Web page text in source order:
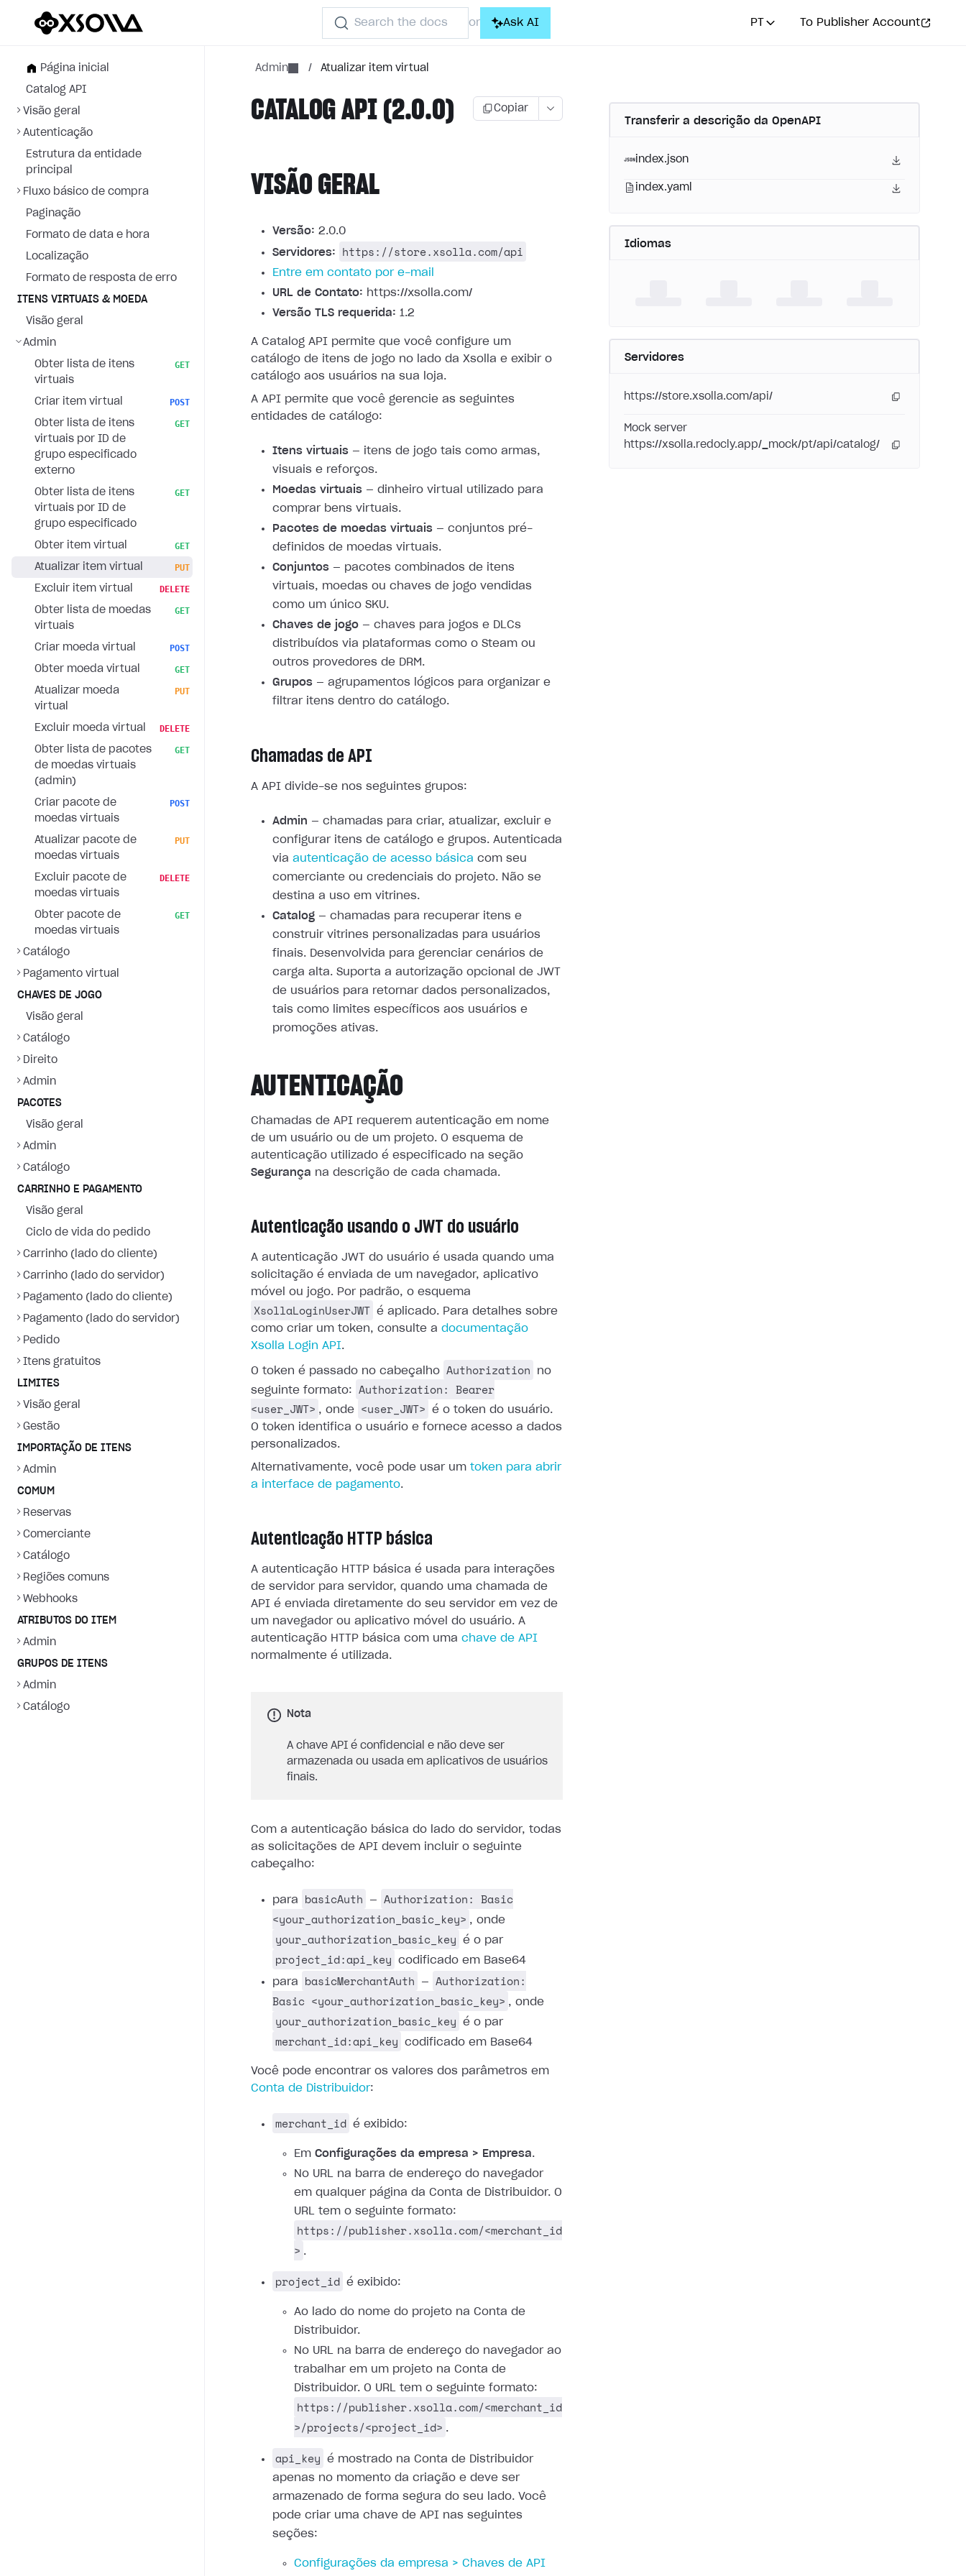
Search the docs or Ask AI PT To Publisher Account
Página inicial
Catalog API
Visão geral
Autenticação
Estrutura da entidade
principal
Fluxo básico de compra
Paginação
Formato de data e hora
Localização
Formato de resposta de erro
ITENS VIRTUAIS & MOEDA
Visão geral
Admin
Obter lista de itens
virtuais
GET
Criar item virtual POST
Obter lista de itens
virtuais por ID de
grupo especificado
externo
GET
Obter lista de itens
virtuais por ID de
grupo especificado
GET
Obter item virtual GET
Atualizar item virtual PUT
Excluir item virtual DELETE
Obter lista de moedas
virtuais
GET
Criar moeda virtual POST
Obter moeda virtual GET
Atualizar moeda
virtual
PUT
Excluir moeda virtual DELETE
Obter lista de pacotes
de moedas virtuais
(admin)
GET
Criar pacote de
moedas virtuais
POST
Atualizar pacote de
moedas virtuais
PUT
Excluir pacote de
moedas virtuais
DELETE
Obter pacote de
moedas virtuais
GET
Catálogo
Pagamento virtual
CHAVES DE JOGO
Visão geral
Catálogo
Direito
Admin
PACOTES
Visão geral
Admin
Catálogo
CARRINHO E PAGAMENTO
Visão geral
Ciclo de vida do pedido
Carrinho (lado do cliente)
Carrinho (lado do servidor)
Pagamento (lado do cliente)
Pagamento (lado do servidor)
Pedido
Itens gratuitos
LIMITES
Visão geral
Gestão
IMPORTAÇÃO DE ITENS
Admin
COMUM
Reservas
Comerciante
Catálogo
Regiões comuns
Webhooks
ATRIBUTOS DO ITEM
Admin
GRUPOS DE ITENS
Admin
Catálogo
Admin / Atualizar item virtual
CATALOG API (2.0.0) Copiar
VISÃO GERAL
Versão: 2.0.0
Servidores:
https://store.xsolla.com/api
Entre em contato por e-mail
URL de Contato: https://xsolla.com/
Versão TLS requerida: 1.2
A Catalog API permite que você configure um
catálogo de itens de jogo no lado da Xsolla e exibir o
catálogo aos usuários na sua loja.
A API permite que você gerencie as seguintes
entidades de catálogo:
Itens virtuais — itens de jogo tais como armas,
visuais e reforços.
Moedas virtuais — dinheiro virtual utilizado para
comprar bens virtuais.
Pacotes de moedas virtuais — conjuntos pré-
definidos de moedas virtuais.
Conjuntos — pacotes combinados de itens
virtuais, moedas ou chaves de jogo vendidas
como um único SKU.
Chaves de jogo — chaves para jogos e DLCs
distribuídos via plataformas como o Steam ou
outros provedores de DRM.
Grupos — agrupamentos lógicos para organizar e
filtrar itens dentro do catálogo.
Chamadas de API
A API divide-se nos seguintes grupos:
Admin — chamadas para criar, atualizar, excluir e
configurar itens de catálogo e grupos. Autenticada
via autenticação de acesso básica com seu
comerciante ou credenciais do projeto. Não se
destina a uso em vitrines.
Catalog — chamadas para recuperar itens e
construir vitrines personalizadas para usuários
finais. Desenvolvida para gerenciar cenários de
carga alta. Suporta a autorização opcional de JWT
de usuários para retornar dados personalizados,
tais como limites específicos aos usuários e
promoções ativas.
AUTENTICAÇÃO
Chamadas de API requerem autenticação em nome
de um usuário ou de um projeto. O esquema de
autenticação utilizado é especificado na seção
Segurança na descrição de cada chamada.
Autenticação usando o JWT do usuário
A autenticação JWT do usuário é usada quando uma
solicitação é enviada de um navegador, aplicativo
móvel ou jogo. Por padrão, o esquema
XsollaLoginUserJWT é aplicado. Para detalhes sobre
como criar um token, consulte a documentação
Xsolla Login API.
O token é passado no cabeçalho Authorization
no
seguinte formato:
Authorization: Bearer
<user_JWT> , onde <user_JWT>
é o token do usuário.
O token identifica o usuário e fornece acesso a dados
personalizados.
Alternativamente, você pode usar um token para abrir
a interface de pagamento.
Autenticação HTTP básica
A autenticação HTTP básica é usada para interações
de servidor para servidor, quando uma chamada de
API é enviada diretamente do seu servidor em vez de
um navegador ou aplicativo móvel do usuário. A
autenticação HTTP básica com uma chave de API
normalmente é utilizada.
Nota
A chave API é confidencial e não deve ser
armazenada ou usada em aplicativos de usuários
finais.
Com a autenticação básica do lado do servidor, todas
as solicitações de API devem incluir o seguinte
cabeçalho:
para basicAuth —
Authorization: Basic
<your_authorization_basic_key> , onde
your_authorization_basic_key é o par
project_id:api_key
codificado em Base64
para
basicMerchantAuth —
Authorization:
Basic <your_authorization_basic_key> , onde
your_authorization_basic_key é o par
merchant_id:api_key codificado em Base64
Você pode encontrar os valores dos parâmetros em
Conta de Distribuidor:
merchant_id é exibido:
Em Configurações da empresa > Empresa.
No URL na barra de endereço do navegador
em qualquer página da Conta de Distribuidor. O
URL tem o seguinte formato:
https://publisher.xsolla.com/<merchant_id
> .
project_id é exibido:
Ao lado do nome do projeto na Conta de
Distribuidor.
No URL na barra de endereço do navegador ao
trabalhar em um projeto na Conta de
Distribuidor. O URL tem o seguinte formato:
https://publisher.xsolla.com/<merchant_id
>/projects/<project_id> .
api_key
é mostrado na Conta de Distribuidor
apenas no momento da criação e deve ser
armazenado de forma segura do seu lado. Você
pode criar uma chave de API nas seguintes
seções:
Configurações da empresa > Chaves de API
Transferir a descrição da OpenAPI
index.json
index.yaml
Idiomas
Servidores
https://store.xsolla.com/api/
Mock server
https://xsolla.redocly.app/_mock/pt/api/catalog/